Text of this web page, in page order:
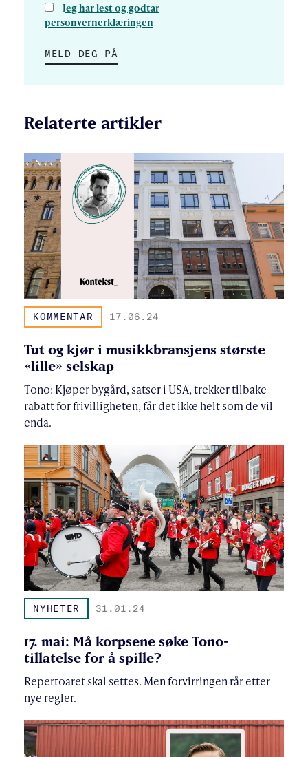
Jeg har lest og godtar
personvernerklæringen
MELD DEG PÅ
Relaterte artikler
KOMMENTAR 17.06.24
Tut og kjør i musikkbransjens største
«lille» selskap
Tono: Kjøper bygård, satser i USA, trekker tilbake
rabatt for frivilligheten, får det ikke helt som de vil –
enda.
NYHETER 31.01.24
17. mai: Må korpsene søke Tono-
tillatelse for å spille?
Repertoaret skal settes. Men forvirringen rår etter
nye regler.